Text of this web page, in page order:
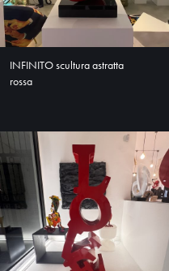
INFINITO scultura astratta
rossa